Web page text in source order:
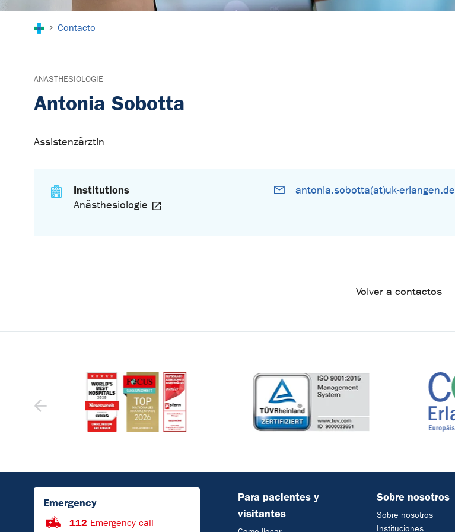
Contacto
ANÄSTHESIOLOGIE
Antonia Sobotta
Assistenzärztin
Institutions
Anästhesiologie
antonia.sobotta(at)uk-erlangen.de
Volver a contactos
Emergency
112 Emergency call
Para pacientes y
visitantes
Sobre nosotros
Sobre nosotros
Instituciones